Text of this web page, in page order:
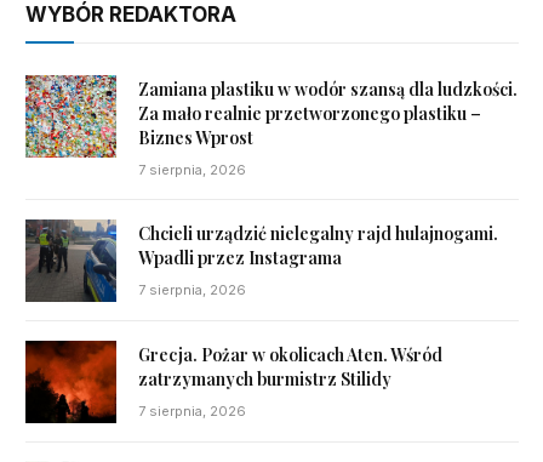
WYBÓR REDAKTORA
Zamiana plastiku w wodór szansą dla ludzkości.
Za mało realnie przetworzonego plastiku –
Biznes Wprost
7 sierpnia, 2026
Chcieli urządzić nielegalny rajd hulajnogami.
Wpadli przez Instagrama
7 sierpnia, 2026
Grecja. Pożar w okolicach Aten. Wśród
zatrzymanych burmistrz Stilidy
7 sierpnia, 2026